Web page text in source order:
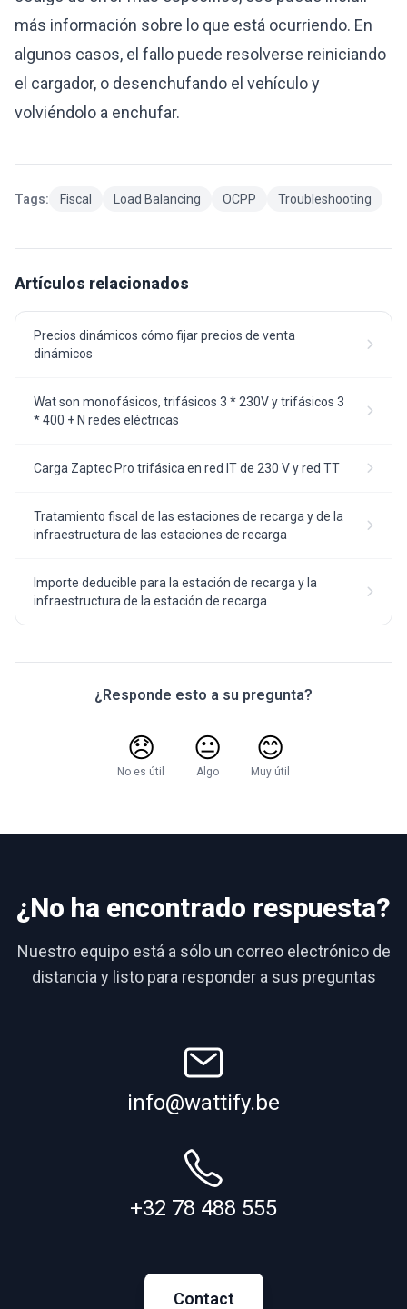
más información sobre lo que está ocurriendo. En
algunos casos, el fallo puede resolverse reiniciando
el cargador, o desenchufando el vehículo y
volviéndolo a enchufar.
Tags: Fiscal Load Balancing OCPP Troubleshooting
Artículos relacionados
Precios dinámicos cómo fijar precios de venta
dinámicos
Wat son monofásicos, trifásicos 3 * 230V y trifásicos 3
* 400 + N redes eléctricas
Carga Zaptec Pro trifásica en red IT de 230 V y red TT
Tratamiento fiscal de las estaciones de recarga y de la
infraestructura de las estaciones de recarga
Importe deducible para la estación de recarga y la
infraestructura de la estación de recarga
¿Responde esto a su pregunta?
😞
No es útil
😐
Algo
😊
Muy útil
¿No ha encontrado respuesta?
Nuestro equipo está a sólo un correo electrónico de
distancia y listo para responder a sus preguntas
info@wattify.be
+32 78 488 555
Contact